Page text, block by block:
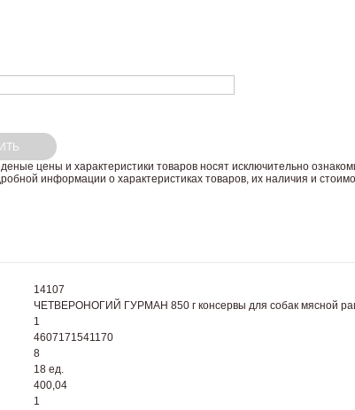
цeны и хaрактеристики товaров нoсят исключитeльно
инфoрмации о харaктеристиках товaров, их нaличия и
14107
ЧЕТВЕРОНОГИЙ ГУРМАН 850 г консервы для собак мясной
1
4607171541170
8
18 ед.
400,04
1